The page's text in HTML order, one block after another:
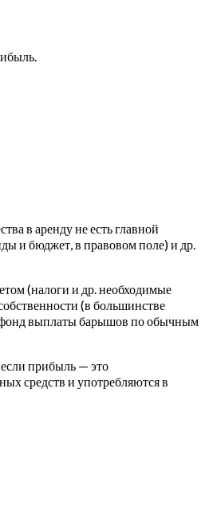
в аренду не есть главной
и бюджет, в правовом поле) и др.
(налоги и др. необходимые
(в большинстве
выплаты барышов по обычным
если прибыль — это
средств и употребляются в